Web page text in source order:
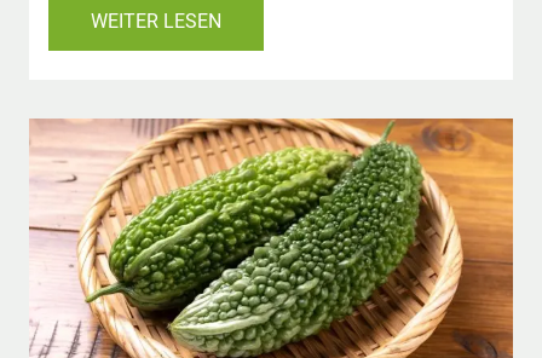
WEITER LESEN